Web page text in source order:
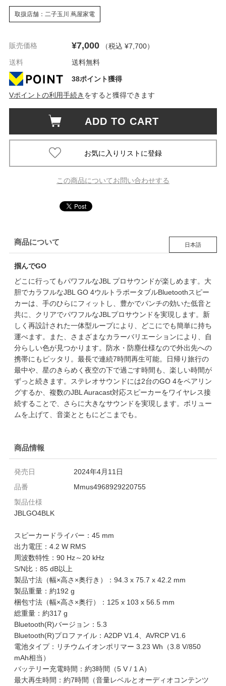
取扱店舗：二子玉川 蔦屋家電
販売価格 ¥7,000 （税込 ¥7,700）
送料
送料無料
38ポイント獲得
Vポイントの利用手続き をすると獲得できます
ADD TO CART
この商品についてお問い合わせする
商品について 日本語
掴んでGO
どこに行ってもパワフルなJBL プロサウンドが楽しめます。大
胆でカラフルなJBL GO 4ウルトラポータブルBluetoothスピー
カーは、手のひらにフィットし、豊かでパンチの効いた低音と
共に、クリアでパワフルなJBLプロサウンドを実現します。新
しく再設計された一体型ループにより、どこにでも簡単に持ち
運べます。また、さまざまなカラーバリエーションにより、自
分らしい色が見つかります。防水・防塵仕様なので外出先への
携帯にもピッタリ。最長で連続7時間再生可能。日帰り旅行の
最中や、星のきらめく夜空の下で過ごす時間も、楽しい時間が
ずっと続きます。ステレオサウンドには2台のGO 4をペアリン
グするか、複数のJBL Auracast対応スピーカーをワイヤレス接
続することで、さらに大きなサウンドを実現します。ボリュー
ムを上げて、音楽とともにどこまでも。
商品情報
発売日
2024年4月11日
品番
Mmus4968929220755
製品仕様
JBLGO4BLK
スピーカードライバー：45 mm
出力電圧：4.2 W RMS
周波数特性：90 Hz～20 kHz
S/N比：85 dB以上
製品寸法（幅×高さ×奥行き）：94.3 x 75.7 x 42.2 mm
製品重量：約192 g
梱包寸法（幅×高さ×奥行）：125 x 103 x 56.5 mm
総重量：約317 g
Bluetooth(R)バージョン：5.3
Bluetooth(R)プロファイル：A2DP V1.4、AVRCP V1.6
電池タイプ：リチウムイオンポリマー 3.23 Wh（3.8 V/850
mAh相当）
バッテリー充電時間：約3時間（5 V / 1 A）
最大再生時間：約7時間（音量レベルとオーディオコンテンツ